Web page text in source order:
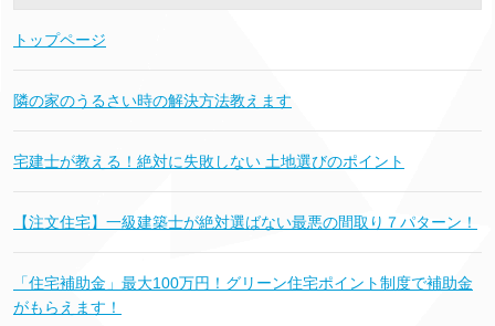
トップページ
隣の家のうるさい時の解決方法教えます
宅建士が教える！絶対に失敗しない 土地選びのポイント
【注文住宅】一級建築士が絶対選ばない最悪の間取り７パターン！
「住宅補助金」最大100万円！グリーン住宅ポイント制度で補助金
がもらえます！